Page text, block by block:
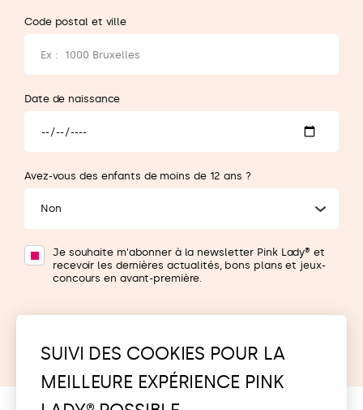
Je souhaite m'abonner à la newsletter Pink Lady® et
recevoir les dernières actualités, bons plans et jeux-
concours en avant-première.
Code postal et ville
Date de naissance
Avez-vous des enfants de moins de 12 ans ?
Non
SUIVI DES COOKIES POUR LA
MEILLEURE EXPÉRIENCE PINK